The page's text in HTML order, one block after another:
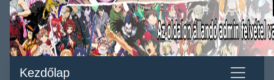
Kezdőlap